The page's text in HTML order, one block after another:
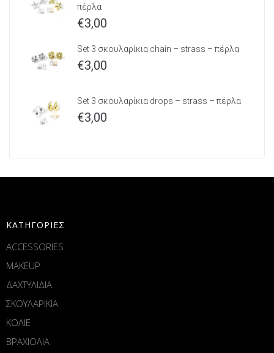
πέρλα
€3,00
Set 3 σκουλαρίκια chain – strass – πέρλα
€3,00
Set 3 σκουλαρίκια drops – strass – πέρλα
€3,00
ΚΑΤΗΓΟΡΙΕΣ
ACCESSORIES
MAKEUP
ΔΑΧΤΥΛΙΔΙΑ
ΣΚΟΥΛΑΡΙΚΙΑ
ΚΟΛΙΕ
ΒΡΑΧΙΟΛΙΑ